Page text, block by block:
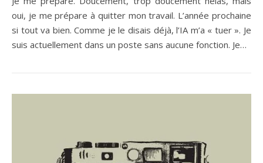
oui, je me prépare à quitter mon travail. L’année prochaine
si tout va bien. Comme je le disais déjà, l’IA m’a « tuer ». Je
suis actuellement dans un poste sans aucune fonction. Je…